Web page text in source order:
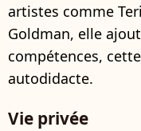
artistes comme
Goldman, elle
compétences,
autodidacte.
Vie privée